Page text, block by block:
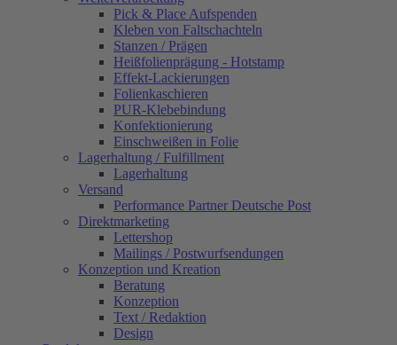
Pick & Place Aufspenden
Kleben von Faltschachteln
Stanzen / Prägen
Heißfolienprägung - Hotstamp
Effekt-Lackierungen
Folienkaschieren
PUR-Klebebindung
Konfektionierung
Einschweißen in Folie
Lagerhaltung / Fulfillment
Lagerhaltung
Versand
Performance Partner Deutsche Post
Direktmarketing
Lettershop
Mailings / Postwurfsendungen
Konzeption und Kreation
Beratung
Konzeption
Text / Redaktion
Design